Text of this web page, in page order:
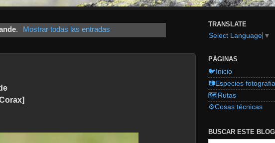
. Mostrar todas las entradas
TRANSLATE
Select Language ▼
PÁGINAS
🐦Inicio
📷Especies
🗺️Rutas
⚙️Cosas técnicas
BUSCAR ESTE BLOG